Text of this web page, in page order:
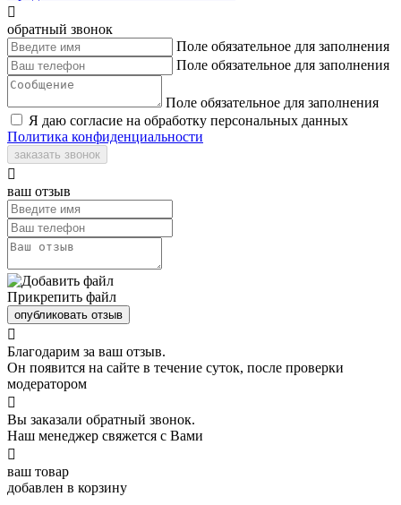

обратный звонок
Поле обязательное для заполнения
Поле обязательное для заполнения
Поле обязательное для заполнения
Я даю согласие на обработку персональных данных
Политика конфиденциальности
заказать звонок

ваш отзыв
Прикрепить файл
опубликовать отзыв

Благодарим за ваш отзыв.
Он появится на сайте в течение суток, после проверки
модератором

Вы заказали обратный звонок.
Наш менеджер свяжется с Вами

ваш товар
добавлен в корзину